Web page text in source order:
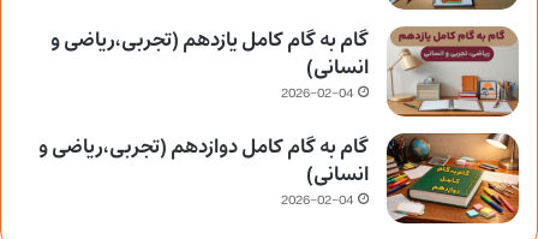
گام به گام کامل یازدهم (تجربی،ریاضی و
انسانی)
2026-02-04
گام به گام کامل دوازدهم (تجربی،ریاضی و
انسانی)
2026-02-04